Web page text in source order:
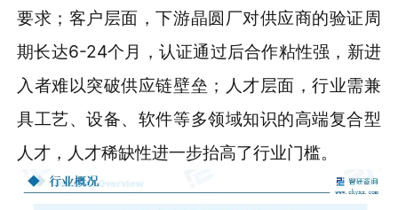
要求；客户层面，下游晶圆厂对供应商的验证周
期长达6-24个月，认证通过后合作粘性强，新进
入者难以突破供应链壁垒；人才层面，行业需兼
具工艺、设备、软件等多领域知识的高端复合型
人才，人才稀缺性进一步抬高了行业门槛。